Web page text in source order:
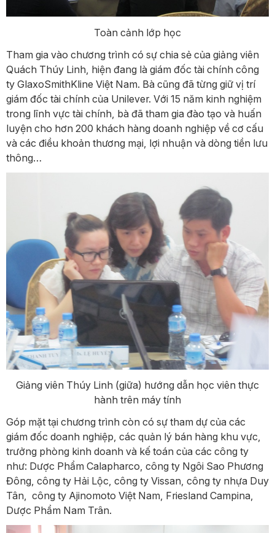
Toàn cảnh lớp học
Tham gia vào chương trình có sự chia sẻ của giảng viên
Quách Thúy Linh, hiện đang là giám đốc tài chính công
ty GlaxoSmithKline Việt Nam. Bà cũng đã từng giữ vị trí
giám đốc tài chính của Unilever. Với 15 năm kinh nghiệm
trong lĩnh vực tài chính, bà đã tham gia đào tạo và huấn
luyện cho hơn 200 khách hàng doanh nghiệp về cơ cấu
và các điều khoản thương mại, lợi nhuận và dòng tiền lưu
thông…
Giảng viên Thúy Linh (giữa) hướng dẫn học viên thực
hành trên máy tính
Góp mặt tại chương trình còn có sự tham dự của các
giám đốc doanh nghiệp, các quản lý bán hàng khu vực,
trưởng phòng kinh doanh và kế toán của các công ty
như: Dược Phẩm Calapharco, công ty Ngôi Sao Phương
Đông, công ty Hải Lộc, công ty Vissan, công ty nhựa Duy
Tân, công ty Ajinomoto Việt Nam, Friesland Campina,
Dược Phẩm Nam Trân.